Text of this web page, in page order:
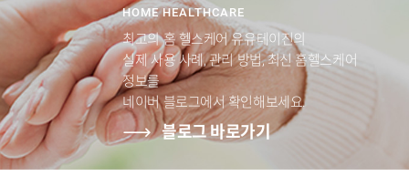
HOME HEALTHCARE
최고의 홈 헬스케어 유유테이진의
실제 사용 사례, 관리 방법, 최신 홈헬스케어
정보를
네이버 블로그에서 확인해보세요.
블로그 바로가기